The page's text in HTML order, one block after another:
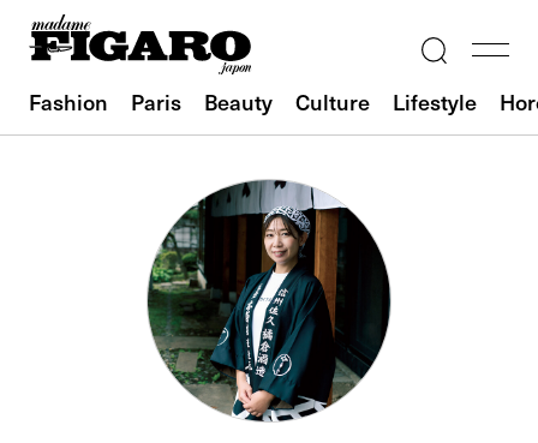
Fashion Paris Beauty Culture Lifestyle